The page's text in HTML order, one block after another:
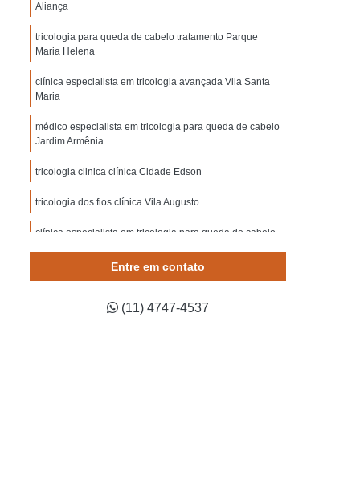
Mesoterapia Capilar Masculina
Mesoterapia no Couro Cabeludo
Mesoterapia para Cabelo Lapa
Mesoterapia para Cabelo Suzano
Mesoterapia para o Couro Cabeludo
Microagulhamento Capilar Masculino
Microagulhamento no Couro Cabeludo
Microagulhamento para Cabelo Lapa
Cabelo Mogi das Cruzes
Microagulhamento para Crescimento Capilar
Aliança
tricologia para queda de cabelo tratamento Parque
Maria Helena
clínica especialista em tricologia avançada Vila Santa
Maria
médico especialista em tricologia para queda de cabelo
Jardim Armênia
tricologia clinica clínica Cidade Edson
tricologia dos fios clínica Vila Augusto
clínica especialista em tricologia para queda de cabelo
clínica especialista em tricologia dos fios Vila Varela
Entre em contato
(11) 4747-4537